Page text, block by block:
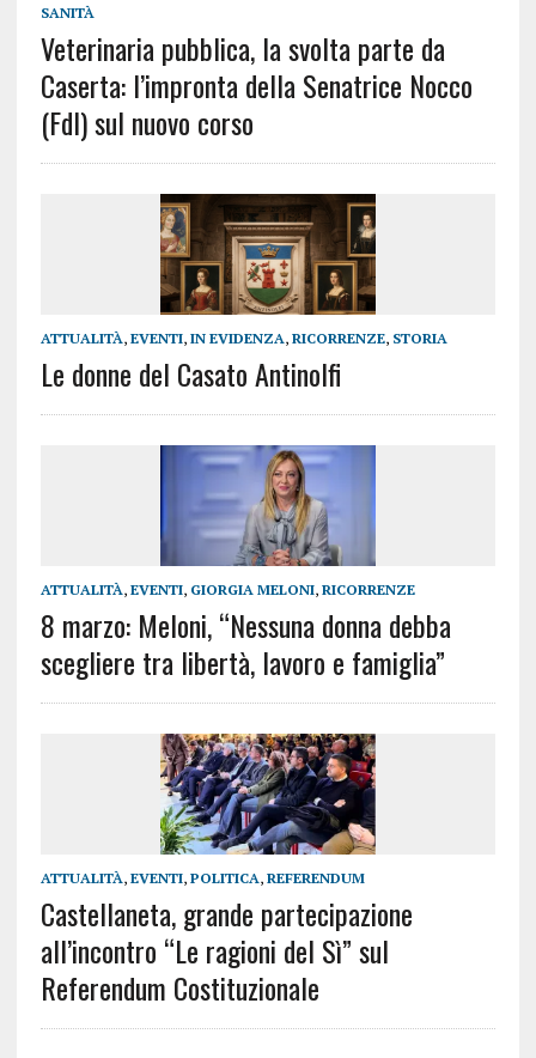
SANITÀ
Veterinaria pubblica, la svolta parte da
Caserta: l’impronta della Senatrice Nocco
(FdI) sul nuovo corso
ATTUALITÀ, EVENTI, IN EVIDENZA, RICORRENZE, STORIA
Le donne del Casato Antinolfi
ATTUALITÀ, EVENTI, GIORGIA MELONI, RICORRENZE
8 marzo: Meloni, “Nessuna donna debba
scegliere tra libertà, lavoro e famiglia”
ATTUALITÀ, EVENTI, POLITICA, REFERENDUM
Castellaneta, grande partecipazione
all’incontro “Le ragioni del Sì” sul
Referendum Costituzionale